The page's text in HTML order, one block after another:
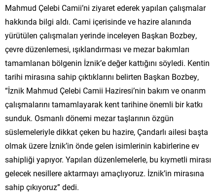
Mahmud Çelebi Camii’ni ziyaret ederek yapılan çalışmalar
hakkında bilgi aldı. Cami içerisinde ve hazire alanında
yürütülen çalışmaları yerinde inceleyen Başkan Bozbey,
çevre düzenlemesi, ışıklandırması ve mezar bakımları
tamamlanan bölgenin İznik’e değer kattığını söyledi. Kentin
tarihi mirasına sahip çıktıklarını belirten Başkan Bozbey,
“İznik Mahmud Çelebi Camii Haziresi’nin bakım ve onarım
çalışmalarını tamamlayarak kent tarihine önemli bir katkı
sunduk. Osmanlı dönemi mezar taşlarının özgün
süslemeleriyle dikkat çeken bu hazire, Çandarlı ailesi başta
olmak üzere İznik’in önde gelen isimlerinin kabirlerine ev
sahipliği yapıyor. Yapılan düzenlemelerle, bu kıymetli mirası
gelecek nesillere aktarmayı amaçlıyoruz. İznik’in mirasına
sahip çıkıyoruz” dedi.